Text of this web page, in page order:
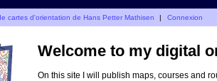
cartes d'orientation de Hans Petter Mathisen | Connexion
Welcome to my digital
On this site I will publish maps, courses and